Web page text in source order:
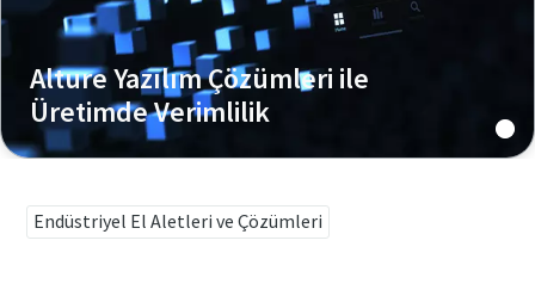
Alture Yazılım Çözümleri ile
Üretimde Verimlilik
Endüstriyel El Aletleri ve Çözümleri